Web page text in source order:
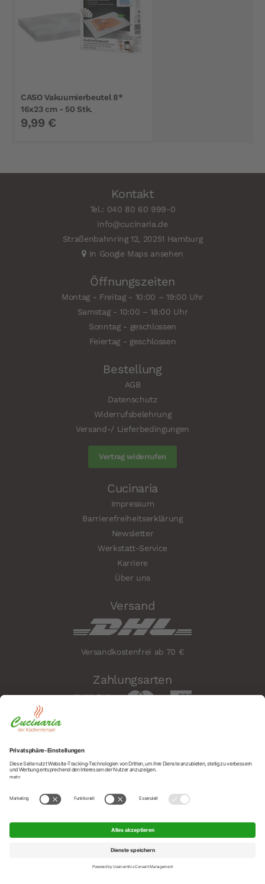
CASO Vakuumierbeutel 8*
16x23 cm - 50 Stk.
9,99 €
Kontakt
Tel.: 040 80 60 999-0
info@cucinaria.de
Straßenbahnring 12, 20251 Hamburg
In Google Maps ansehen
Öffnungszeiten
Montag - Freitag - 10:00 – 19:00 Uhr
Samstag - 10:00 – 18:00 Uhr
Sonntag - geschlossen
Feiertag - geschlossen
Bestellung
AGB
Datenschutz
Widerrufsbelehrung
Versand-/ Lieferbedingungen
Vertrag widerrufen
Cucinaria
Impressum
Barrierefreiheitserklärung
Newsletter
Werkstatt-Service
Karriere
Über uns
Versand
Versandkostenfrei ab 70 €
Zahlungsarten
Sicherheit
Social